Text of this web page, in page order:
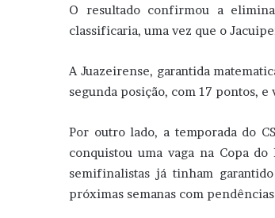
O resultado confirmou a
classificaria, uma vez que o
A Juazeirense, garantida
segunda posição, com 17 pontos,
Por outro lado, a temporada do
conquistou uma vaga na Copa
semifinalistas já tinham
próximas semanas com